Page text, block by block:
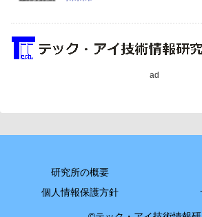
ad
研究所の概要
個人情報保護方針